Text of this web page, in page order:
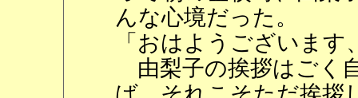
んな心境だった。
「おはようございます
由梨子の挨拶はごく